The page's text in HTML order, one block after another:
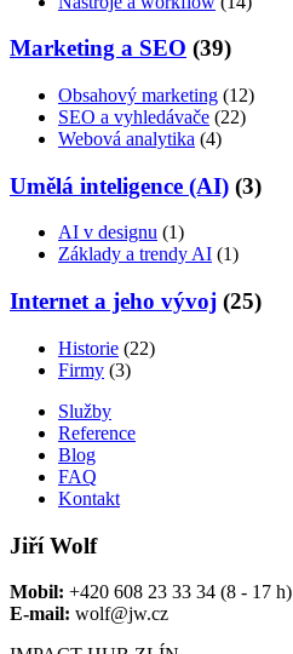
Marketing a SEO (39)
Obsahový marketing (12)
SEO a vyhledávače (22)
Webová analytika (4)
Umělá inteligence (AI) (3)
AI v designu (1)
Základy a trendy AI (1)
Internet a jeho vývoj (25)
Historie (22)
Firmy (3)
Služby
Reference
Blog
FAQ
Kontakt
Jiří Wolf
Mobil: +420 608 23 33 34 (8 - 17 h)
E-mail: wolf@jw.cz